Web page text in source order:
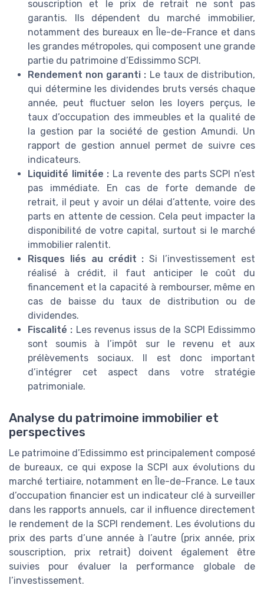
souscription et le prix de retrait ne sont pas
garantis. Ils dépendent du marché immobilier,
notamment des bureaux en Île-de-France et dans
les grandes métropoles, qui composent une grande
partie du patrimoine d’Edissimmo SCPI.
Rendement non garanti : Le taux de distribution,
qui détermine les dividendes bruts versés chaque
année, peut fluctuer selon les loyers perçus, le
taux d’occupation des immeubles et la qualité de
la gestion par la société de gestion Amundi. Un
rapport de gestion annuel permet de suivre ces
indicateurs.
Liquidité limitée : La revente des parts SCPI n’est
pas immédiate. En cas de forte demande de
retrait, il peut y avoir un délai d’attente, voire des
parts en attente de cession. Cela peut impacter la
disponibilité de votre capital, surtout si le marché
immobilier ralentit.
Risques liés au crédit : Si l’investissement est
réalisé à crédit, il faut anticiper le coût du
financement et la capacité à rembourser, même en
cas de baisse du taux de distribution ou de
dividendes.
Fiscalité : Les revenus issus de la SCPI Edissimmo
sont soumis à l’impôt sur le revenu et aux
prélèvements sociaux. Il est donc important
d’intégrer cet aspect dans votre stratégie
patrimoniale.
Analyse du patrimoine immobilier et
perspectives
Le patrimoine d’Edissimmo est principalement composé
de bureaux, ce qui expose la SCPI aux évolutions du
marché tertiaire, notamment en Île-de-France. Le taux
d’occupation financier est un indicateur clé à surveiller
dans les rapports annuels, car il influence directement
le rendement de la SCPI rendement. Les évolutions du
prix des parts d’une année à l’autre (prix année, prix
souscription, prix retrait) doivent également être
suivies pour évaluer la performance globale de
l’investissement.